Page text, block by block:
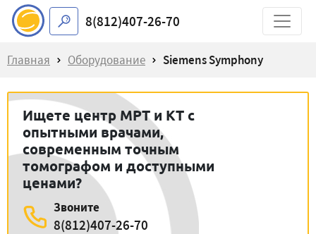
8(812)407-26-70
Главная Оборудование Siemens Symphony
Ищете центр МРТ и КТ с
опытными врачами,
современным точным
томографом и доступными
ценами?
Звоните
8(812)407-26-70